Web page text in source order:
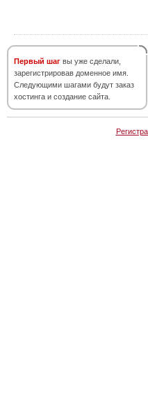
Первый шаг вы уже сделали,
зарегистрировав доменное имя.
Следующими шагами будут заказ
хостинга и создание сайта.